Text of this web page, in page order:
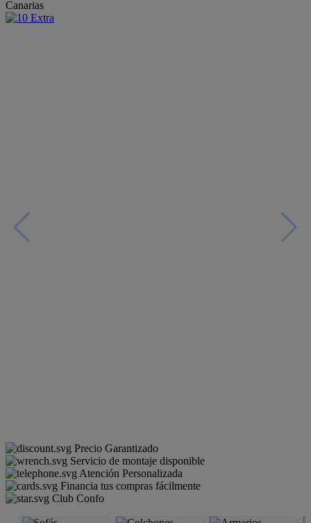
Canarias
Precio Garantizado
Servicio de montaje disponible
Atención Personalizada
Financia tus compras fácilmente
Club Confo